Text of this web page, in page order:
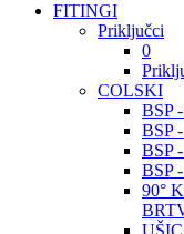
FITINGI
Priključci
0
COLSKI
BSP
BSP
BSP
BSP
90°